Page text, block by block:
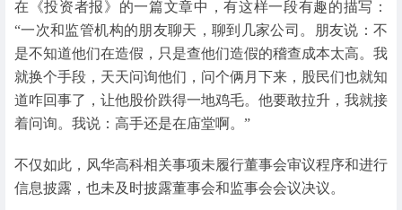
在《投资者报》的一篇文章中，有这样一段有趣的描写：
“一次和监管机构的朋友聊天，聊到几家公司。朋友说：不
是不知道他们在造假，只是查他们造假的稽查成本太高。我
就换个手段，天天问询他们，问个俩月下来，股民们也就知
道咋回事了，让他股价跌得一地鸡毛。他要敢拉升，我就接
着问询。我说：高手还是在庙堂啊。”
不仅如此，风华高科相关事项未履行董事会审议程序和进行
信息披露，也未及时披露董事会和监事会会议决议。